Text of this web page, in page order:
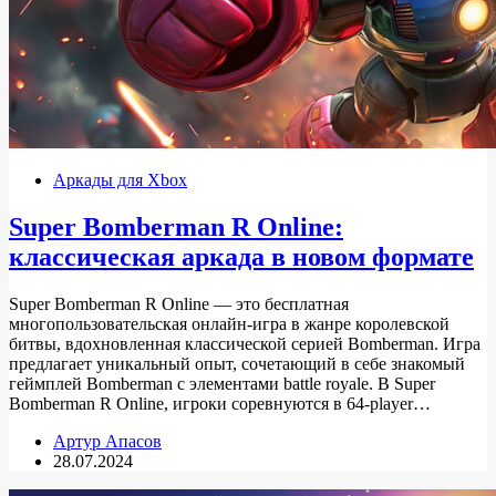
Аркады для Xbox
Super Bomberman R Online:
классическая аркада в новом формате
Super Bomberman R Online — это бесплатная
многопользовательская онлайн-игра в жанре королевской
битвы, вдохновленная классической серией Bomberman. Игра
предлагает уникальный опыт, сочетающий в себе знакомый
геймплей Bomberman с элементами battle royale. В Super
Bomberman R Online, игроки соревнуются в 64-player…
Артур Апасов
28.07.2024